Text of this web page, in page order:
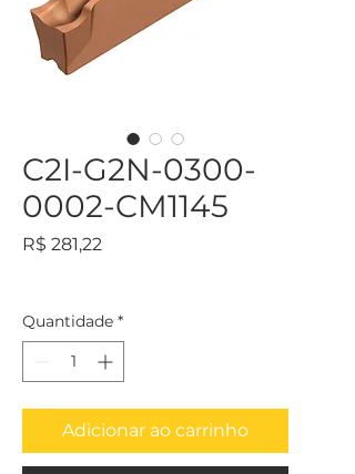
C2I-G2N-0300-
0002-CM1145
R$ 281,22
Quantidade *
Adicionar ao carrinho